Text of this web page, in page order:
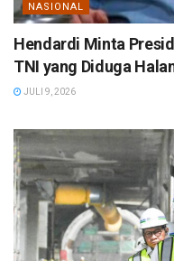
NASIONAL
Hendardi Minta
TNI yang Diduga
JULI 9, 2026